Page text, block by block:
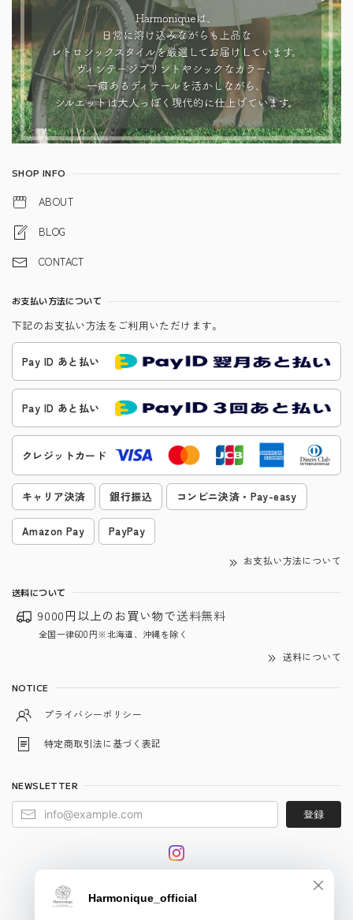
SHOP INFO
ABOUT
BLOG
CONTACT
お支払い方法について
下記のお支払い方法をご利用いただけます。
Pay ID あと払い
Pay ID あと払い
クレジットカード
キャリア決済 銀行振込 コンビニ決済・Pay-easy
Amazon Pay PayPay
お支払い方法について
送料について
9000円以上のお買い物で送料無料
全国一律600円※北海道、沖縄を除く
送料について
NOTICE
プライバシーポリシー
特定商取引法に基づく表記
NEWSLETTER
登録
© harmonique